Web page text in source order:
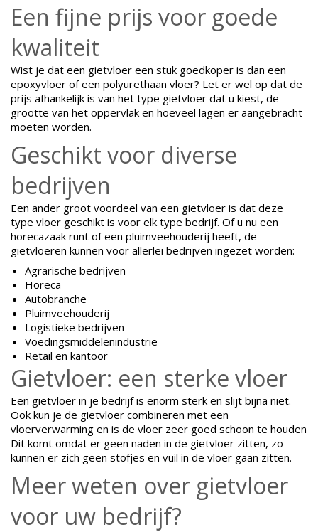
Een fijne prijs voor goede
kwaliteit
Wist je dat een gietvloer een stuk goedkoper is dan een
epoxyvloer of een polyurethaan vloer? Let er wel op dat de
prijs afhankelijk is van het type gietvloer dat u kiest, de
grootte van het oppervlak en hoeveel lagen er aangebracht
moeten worden.
Geschikt voor diverse
bedrijven
Een ander groot voordeel van een gietvloer is dat deze
type vloer geschikt is voor elk type bedrijf. Of u nu een
horecazaak runt of een pluimveehouderij heeft, de
gietvloeren kunnen voor allerlei bedrijven ingezet worden:
Agrarische bedrijven
Horeca
Autobranche
Pluimveehouderij
Logistieke bedrijven
Voedingsmiddelenindustrie
Retail en kantoor
Gietvloer: een sterke vloer
Een gietvloer in je bedrijf is enorm sterk en slijt bijna niet.
Ook kun je de gietvloer combineren met een
vloerverwarming en is de vloer zeer goed schoon te houden
Dit komt omdat er geen naden in de gietvloer zitten, zo
kunnen er zich geen stofjes en vuil in de vloer gaan zitten.
Meer weten over gietvloer
voor uw bedrijf?